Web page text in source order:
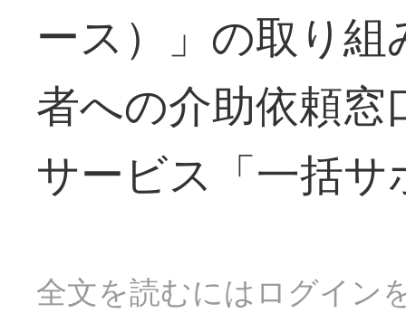
ース）」の取り
者への介助依頼
サービス「一括サ
全文を読むにはログイン